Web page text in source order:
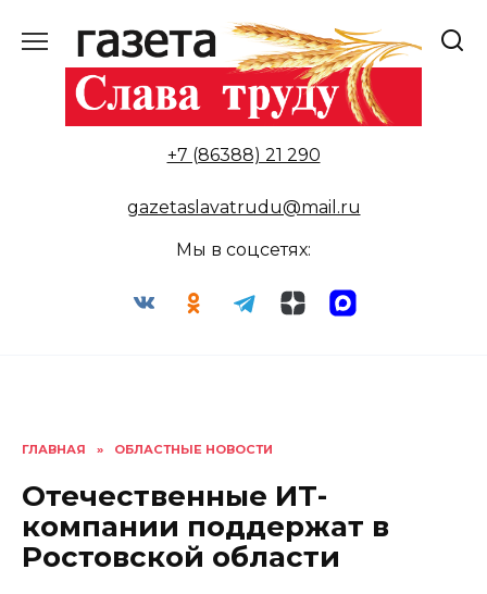
содержанию
+7 (86388) 21 290
gazetaslavatrudu@mail.ru
Мы в соцсетях:
ГЛАВНАЯ » ОБЛАСТНЫЕ НОВОСТИ
Отечественные ИТ-
компании поддержат в
Ростовской области